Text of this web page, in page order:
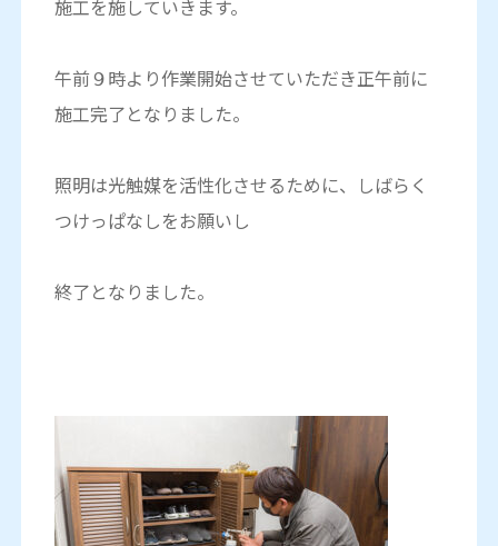
施工を施していきます。
午前９時より作業開始させていただき正午前に
施工完了となりました。
照明は光触媒を活性化させるために、しばらく
つけっぱなしをお願いし
終了となりました。